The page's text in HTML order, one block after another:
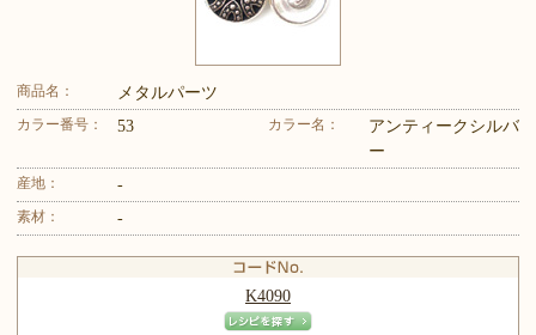
商品名： メタルパーツ
カラー番号： 53 カラー名：
アンティークシルバ
ー
産地： -
素材： -
K4090